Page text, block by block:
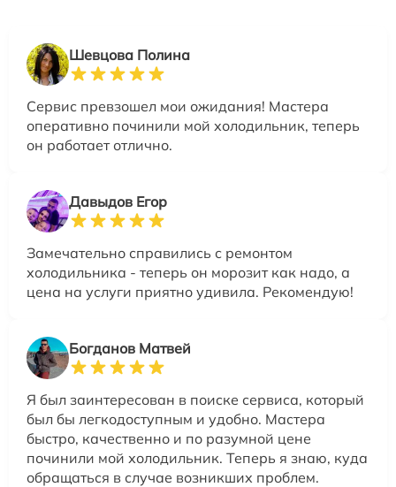
Шевцова Полина
Сервис превзошел мои ожидания! Мастера
оперативно починили мой холодильник, теперь
он работает отлично.
Давыдов Егор
Замечательно справились с ремонтом
холодильника - теперь он морозит как надо, а
цена на услуги приятно удивила. Рекомендую!
Богданов Матвей
Я был заинтересован в поиске сервиса, который
был бы легкодоступным и удобно. Мастера
быстро, качественно и по разумной цене
починили мой холодильник. Теперь я знаю, куда
обращаться в случае возникших проблем.